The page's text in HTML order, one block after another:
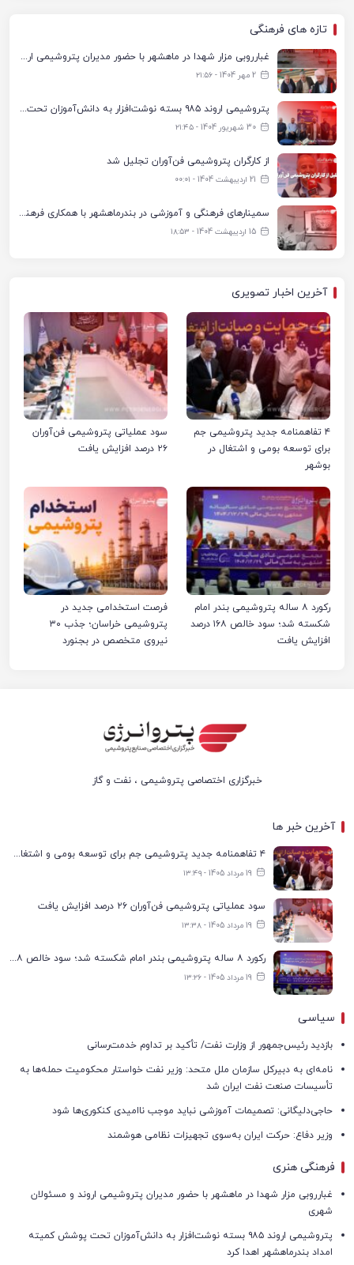
تازه های فرهنگی
غبارروبی مزار شهدا در ماهشهر با حضور مدیران پتروشیمی اروند و مسئولان شهری
2 مهر 1404 - ۲۱:۵۶
پتروشیمی اروند ۹۸۵ بسته نوشت‌افزار به دانش‌آموزان تحت پوشش کمیته امداد بندرماهشهر اهدا کرد
30 شهریور 1404 - ۲۱:۴۵
از کارگران پتروشیمی فن‌آوران تجلیل شد
21 اردیبهشت 1404 - ۰۰:۰۱
سمینارهای فرهنگی و آموزشی در بندرماهشهر با همکاری فرهنگ‌سرای پتروشیمی مارون
15 اردیبهشت 1404 - ۱۸:۵۳
آخرین اخبار تصویری
۴ تفاهمنامه جدید پتروشیمی جم
برای توسعه بومی و اشتغال در
بوشهر
سود عملیاتی پتروشیمی فن‌آوران
۲۶ درصد افزایش یافت
رکورد ۸ ساله پتروشیمی بندر امام
شکسته شد؛ سود خالص ۱۶۸ درصد
افزایش یافت
فرصت استخدامی جدید در
پتروشیمی خراسان؛ جذب ۳۰
نیروی متخصص در بجنورد
خبرگزاری اختصاصی پتروشیمی ، نفت و گاز
آخرین خبر ها
۴ تفاهمنامه جدید پتروشیمی جم برای توسعه بومی و اشتغال در بوشهر
19 مرداد 1405 - ۱۳:۴۹
سود عملیاتی پتروشیمی فن‌آوران ۲۶ درصد افزایش یافت
19 مرداد 1405 - ۱۳:۳۸
رکورد ۸ ساله پتروشیمی بندر امام شکسته شد؛ سود خالص ۱۶۸ درصد افزایش یافت
19 مرداد 1405 - ۱۳:۲۶
سیاسی
بازدید رئیس‌جمهور از وزارت نفت/ تأکید بر تداوم خدمت‌رسانی
نامه‌ای به دبیرکل سازمان ملل متحد: وزیر نفت خواستار محکومیت حمله‌ها به
تأسیسات صنعت نفت ایران شد
حاجی‌دلیگانی: تصمیمات آموزشی نباید موجب ناامیدی کنکوری‌ها شود
وزیر دفاع: حرکت ایران به‌سوی تجهیزات نظامی هوشمند
فرهنگی هنری
غبارروبی مزار شهدا در ماهشهر با حضور مدیران پتروشیمی اروند و مسئولان
شهری
پتروشیمی اروند ۹۸۵ بسته نوشت‌افزار به دانش‌آموزان تحت پوشش کمیته
امداد بندرماهشهر اهدا کرد